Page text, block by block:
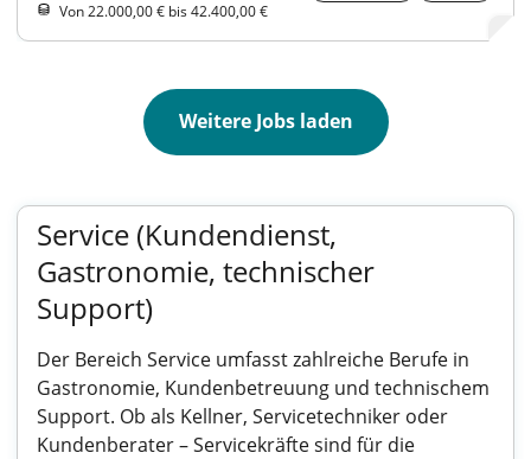
Von 22.000,00 € bis 42.400,00 €
Weitere Jobs laden
Service (Kundendienst,
Gastronomie, technischer
Support)
Der Bereich Service umfasst zahlreiche Berufe in
Gastronomie, Kundenbetreuung und technischem
Support. Ob als Kellner, Servicetechniker oder
Kundenberater – Servicekräfte sind für die